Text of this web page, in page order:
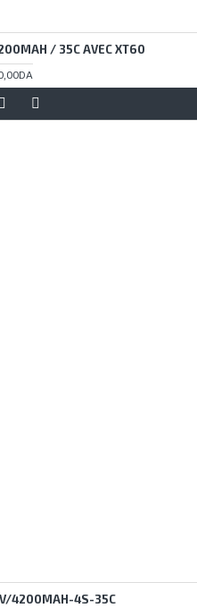
/ 35C AVEC XT60
4200MAH-4S-35C